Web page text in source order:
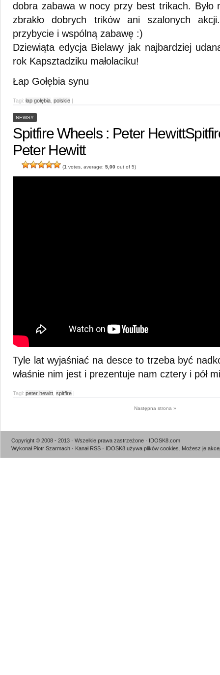
dobra zabawa w nocy przy best trikach. Było
zbrakło dobrych trików ani szalonych
przybycie i wspólną zabawę :)
Dziewiąta edycja Bielawy jak najbardziej
rok Kapsztadziku małolaciku!
Łap Gołębia synu
Tagi: łap gołębia polskie |
NEWSY
Spitfire Wheels : Peter Hewitt
Peter Hewitt
(1 votes, average: 5,00 out of 5)
Tyle lat wyjaśniać na desce to trzeba być
właśnie nim jest i prezentuje nam cztery i pół
Tagi: peter hewitt spitfire |
Następna strona »
Copyright © 2008 - 2013 · Wszelkie prawa zastrzeżone · IDOSK8.com
Wykonał Piotr Szarmach · Kanał RSS · IDOSK8 używa plików cookies. Możesz je